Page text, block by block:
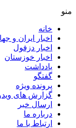
خانه
اخبار ایران و جهان
اخبار دزفول
اخبار خوزستان
یادداشت
گفتگو
پرونده ویژه
گزارش های ویدویی
ارسال خبر
درباره ما
ارتباط با ما